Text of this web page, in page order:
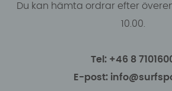
Du kan hämta ordrar efter
10.00.
Tel: +46 8
E-post: